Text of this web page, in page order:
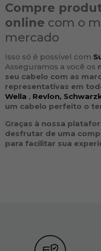
Compre
online com o
mercado
Isso só é possível com
Asseguramos a você os
seu cabelo com as
representativas em
Wella , Revlon,
um cabelo perfeito o
Graças à nossa
desfrutar de uma
para facilitar sua